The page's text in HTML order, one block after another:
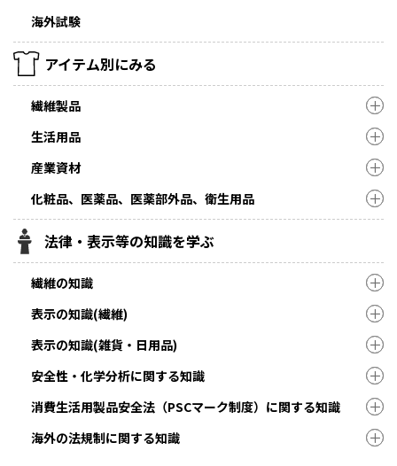
海外試験
アイテム別にみる
繊維製品
生活用品
産業資材
化粧品、医薬品、医薬部外品、衛生用品
法律・表示等の知識を学ぶ
繊維の知識
表示の知識(繊維)
表示の知識(雑貨・日用品)
安全性・化学分析に関する知識
消費生活用製品安全法（PSCマーク制度）に関する知識
海外の法規制に関する知識